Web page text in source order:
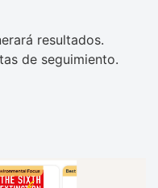
resultados.
de seguimiento.